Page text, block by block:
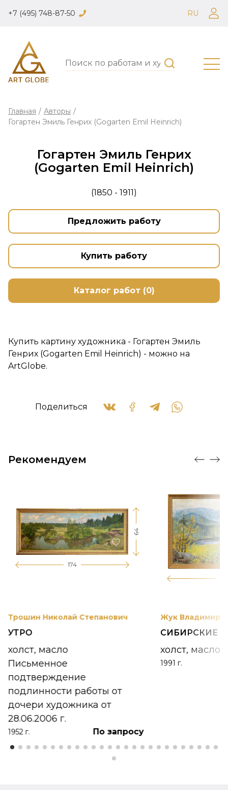
+7 (495) 748-87-50 RU
Главная / Авторы /
Гогартен Эмиль Генрих (Gogarten Emil Heinrich)
Гогартен Эмиль Генрих
(Gogarten Emil Heinrich)
(1850 - 1911)
Предложить работу
Купить работу
Каталог работ (0)
Купить картину художника - Гогартен Эмиль
Генрих (Gogarten Emil Heinrich) - можно на
ArtGlobe.
Поделиться
Рекомендуем
174
64
Трошин Николай Степанович
УТРО
холст, масло
Письменное
подтверждение
подлинности работы от
дочери художника от
28.06.2006 г.
1952 г. По запросу
Жук Владимир
СИБИРСКИЕ
холст, масло
1991 г.